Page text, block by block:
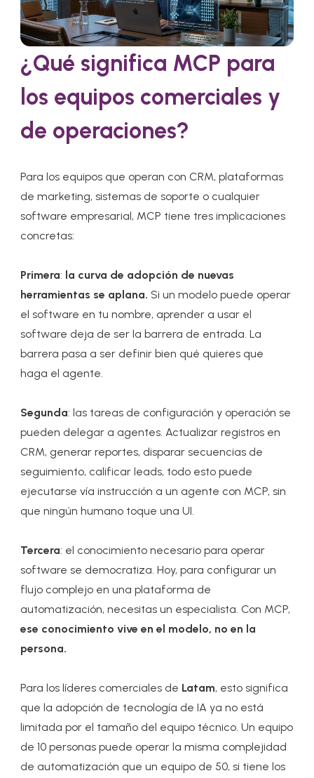
¿Qué significa MCP para
los equipos comerciales y
de operaciones?
Para los equipos que operan con CRM, plataformas
de marketing, sistemas de soporte o cualquier
software empresarial, MCP tiene tres implicaciones
concretas:
Primera: la curva de adopción de nuevas
herramientas se aplana. Si un modelo puede operar
el software en tu nombre, aprender a usar el
software deja de ser la barrera de entrada. La
barrera pasa a ser definir bien qué quieres que
haga el agente.
Segunda: las tareas de configuración y operación se
pueden delegar a agentes. Actualizar registros en
CRM, generar reportes, disparar secuencias de
seguimiento, calificar leads, todo esto puede
ejecutarse vía instrucción a un agente con MCP, sin
que ningún humano toque una UI.
Tercera: el conocimiento necesario para operar
software se democratiza. Hoy, para configurar un
flujo complejo en una plataforma de
automatización, necesitas un especialista. Con MCP,
ese conocimiento vive en el modelo, no en la
persona.
Para los líderes comerciales de Latam, esto significa
que la adopción de tecnología de IA ya no está
limitada por el tamaño del equipo técnico. Un equipo
de 10 personas puede operar la misma complejidad
de automatización que un equipo de 50, si tiene los